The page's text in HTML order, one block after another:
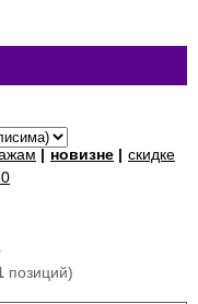
| новизне | скидке
позиций)